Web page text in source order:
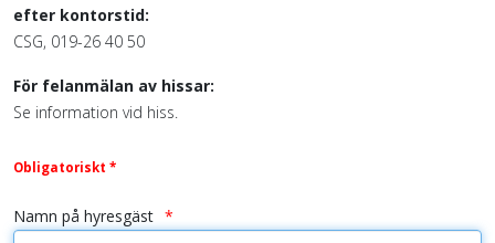
efter kontorstid:
CSG, 019-26 40 50
För felanmälan av hissar:
Se information vid hiss.
Obligatoriskt *
Namn på hyresgäst